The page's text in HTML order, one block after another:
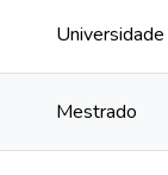
Mestrado